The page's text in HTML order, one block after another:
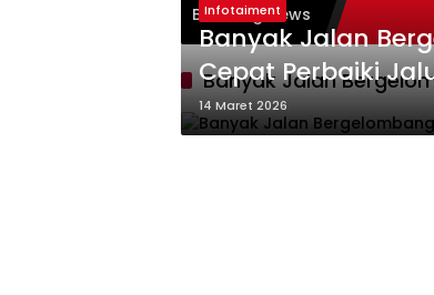
Breaking News
Banyak Jalan
Infotaiment
Banyak Jalan
Cepat Perbaiki
14 Maret 2026